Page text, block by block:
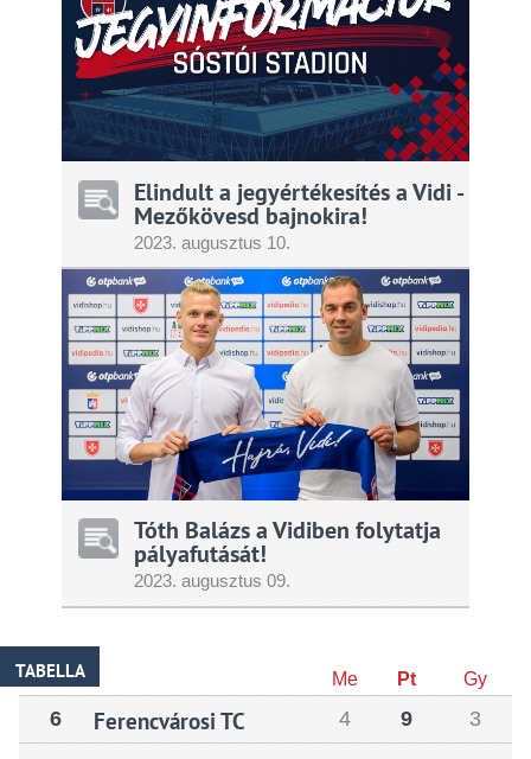
Elindult a jegyértékesítés a Vidi -
Mezőkövesd bajnokira!
2023.augusztus 10.
Tóth Balázs a Vidiben folytatja
pályafutását!
2023.augusztus 09.
TABELLA Me Pt Gy
6 Ferencvárosi TC 4 9
3